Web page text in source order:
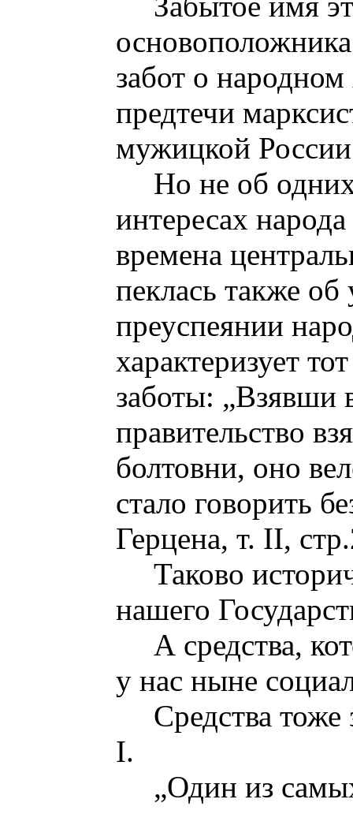
забот о народном
предтечи
мужицкой
Но не об
интересах народа
времена
пеклась также
преуспеянии
характеризует
заботы: „Взявши
правительство
болтовни, оно
стало говорить
Герцена, т. II,
Таково
нашего
А средства,
у нас ныне
Средства
I.
„Один из